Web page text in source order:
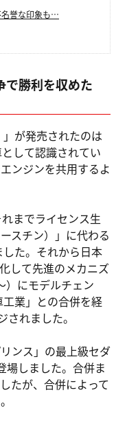
名誉な印象も…
勝利を収めた
が発売されたのは
して認識されてい
ンジンを共用するよ
までライセンス生
スチン）」に代わる
た。それから日本
して先進のメカニズ
）にモデルチェン
業」との合併を経
れました。
ンス」の最上級セダ
場しました。合併ま
たが、合併によって